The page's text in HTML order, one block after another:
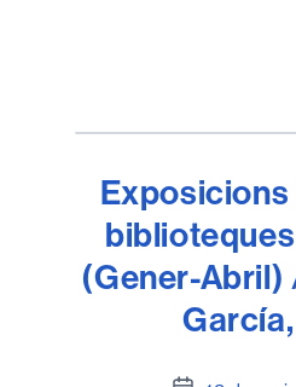
Exposicions
(Gener-Abril)